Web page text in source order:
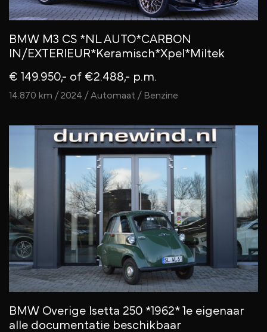
BMW M3 CS *NL AUTO*CARBON
IN/EXTERIEUR*Keramisch*Xpel*Miltek
€ 149.950,- of €2.488,- p.m.
14.870 km / 2024 / Automaat / Benzine
BMW Overige Isetta 250 *1962* 1e eigenaar
alle documentatie beschikbaar